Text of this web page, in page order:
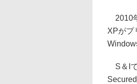
2010
XPがプ
S＆Iで